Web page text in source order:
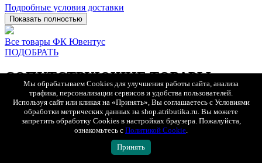
Подробные условия доставки
Показать полностью
Все товары ФК Ювентус
ПОДОБРАТЬ
СОПУТСТВУЮЩИЕ ТОВАРЫ
БЫСТРЫЙ ПРОСМОТР
Мы обрабатываем Cookies для улучшения работы сайта, анализа
трафика, персонализации сервисов и удобства пользователей.
Используя сайт или кликая на «Принять», Вы соглашаетесь с Условиями
обработки метрических данных на shop.atributika.ru. Вы можете
запретить обработку Cookies в настройках браузера. Пожалуйста,
ознакомьтесь с Политикой Cookie.
Принять